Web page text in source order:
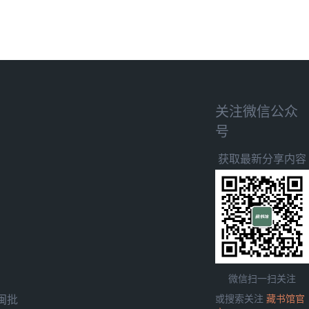
批
关注微信公众
号
获取最新分享内容
微信扫一扫关注
或搜索关注 藏书馆官